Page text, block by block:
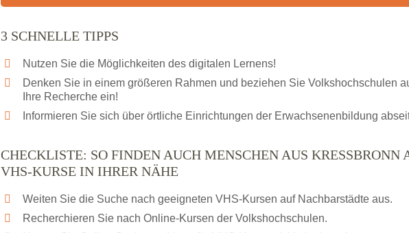
Checkliste: Darauf kommt es bei Bildungsangeboten an
Das bundesweite Volkshochschulwesen
3 SCHNELLE TIPPS
Nutzen Sie die Möglichkeiten des digitalen Lernens!
Denken Sie in einem größeren Rahmen und beziehen Sie Volkshochschulen
Ihre Recherche ein!
Informieren Sie sich über örtliche Einrichtungen der Erwachsenenbildung
CHECKLISTE: SO FINDEN AUCH MENSCHEN AUS KRESSBRONN
VHS-KURSE IN IHRER NÄHE
Weiten Sie die Suche nach geeigneten VHS-Kursen auf Nachbarstädte aus.
Recherchieren Sie nach Online-Kursen der Volkshochschulen.